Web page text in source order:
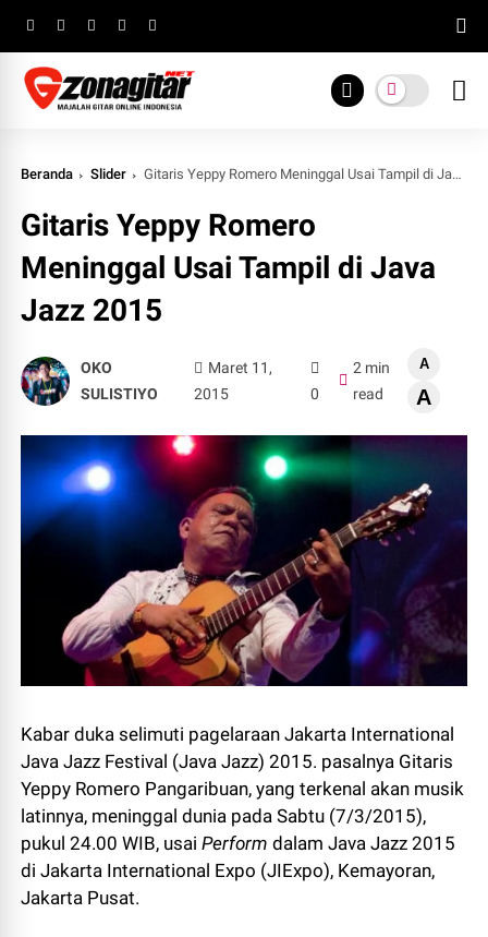
Beranda Slider Gitaris Yeppy Romero Meninggal Usai Tampil di Java Jazz 2015
Gitaris Yeppy Romero
Meninggal Usai Tampil di Java
Jazz 2015
OKO
SULISTIYO
Maret 11,
2015
0
2 min
read
A
A
Kabar duka selimuti pagelaraan Jakarta International
Java Jazz Festival (Java Jazz) 2015. pasalnya Gitaris
Yeppy Romero Pangaribuan, yang terkenal akan musik
latinnya, meninggal dunia pada Sabtu (7/3/2015),
pukul 24.00 WIB, usaiPerform dalam Java Jazz 2015
di Jakarta International Expo (JIExpo), Kemayoran,
Jakarta Pusat.